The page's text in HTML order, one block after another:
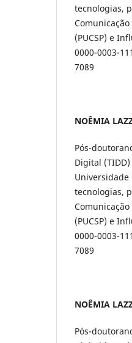
tecnologias,
(PUCSP) e
0000-0003-
7089
NOÊMIA
Pós-
Digital
Universidade
tecnologias,
(PUCSP) e
0000-0003-
7089
NOÊMIA
Pós-